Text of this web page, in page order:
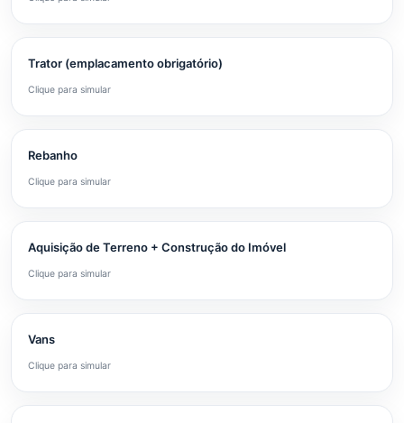
Trator (emplacamento obrigatório)
Clique para simular
Rebanho
Clique para simular
Aquisição de Terreno + Construção do Imóvel
Clique para simular
Vans
Clique para simular